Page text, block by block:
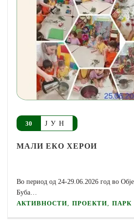
30 ЈУН
МАЛИ ЕКО ХЕРОИ
Во период од 24-29.06.2026 год во
Буба…
АКТИВНОСТИ, ПРОЕКТИ, ПАРК